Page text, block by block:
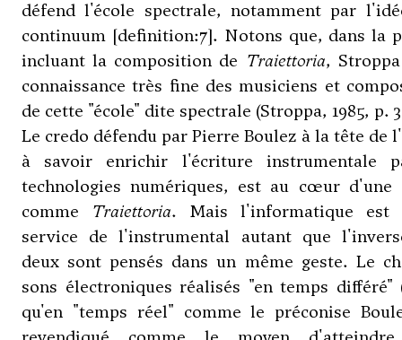
défend l'école spectrale, notamment par
continuum [definition:7]. Notons que, dans la
incluant la composition de Traiettoria,
connaissance très fine des musiciens et
de cette "école" dite spectrale (Stroppa, 1985, p.
Le credo défendu parPierre Boulez à la tête de
à savoir enrichir l'écriture instrumentale
technologies numériques, est au cœur
comme Traiettoria. Mais l'informatique est
service de l'instrumental autant que
deux sont pensés dans un même geste. Le
sons électroniques réalisés "en temps différé"
qu'en "temps réel" comme le préconise